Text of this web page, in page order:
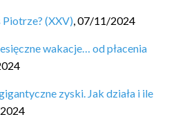
(XXV),07/11/2024
wakacje… od płacenia
zyski. Jak działa i ile